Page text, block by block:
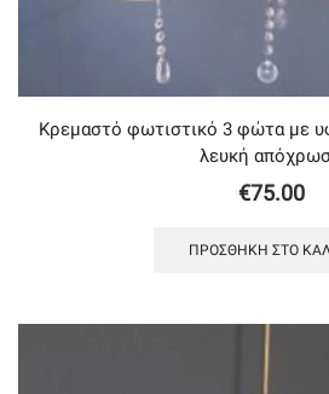
Κρεμαστό φωτιστικό 3 φώτα με
λευκή
€75.00
ΠΡΟΣΘΉΚΗ ΣΤΟ